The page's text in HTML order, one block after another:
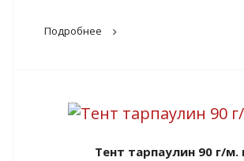
Подробнее
Тент тарпаулин 90 г/м.